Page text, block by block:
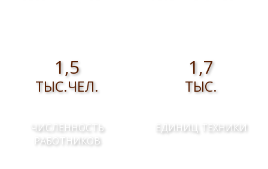
1,5
ТЫС.ЧЕЛ.
ЧИСЛЕННОСТЬ
РАБОТНИКОВ
1,7
ТЫС.
ЕДИНИЦ ТЕХНИКИ